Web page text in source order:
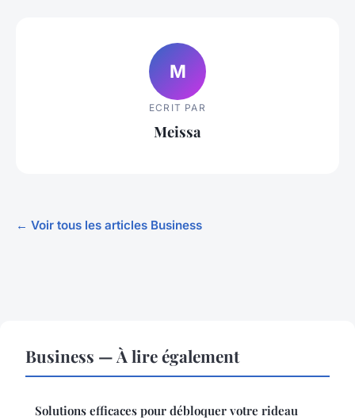
M
ECRIT PAR
Meissa
← Voir tous les articles Business
Business — À lire également
Solutions efficaces pour débloquer votre rideau